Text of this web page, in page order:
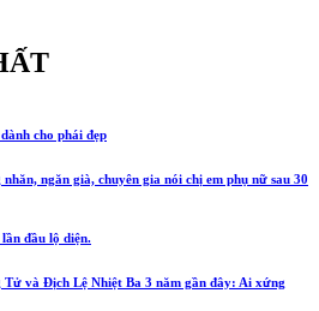
cho phái đẹp
ngăn già, chuyên gia nói chị em phụ nữ sau 30
đầu lộ diện.
Tử và Địch Lệ Nhiệt Ba 3 năm gần đây: Ai xứng